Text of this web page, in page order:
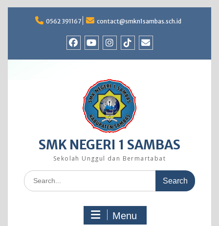
0562 391167 contact@smkn1sambas.sch.id
SMK NEGERI 1 SAMBAS
Sekolah Unggul dan Bermartabat
Search
for:
Menu